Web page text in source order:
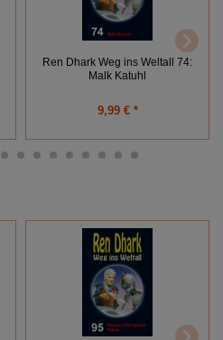
Ren Dhark Weg ins Weltall 74:
Malk Katuhl
9,99 € *